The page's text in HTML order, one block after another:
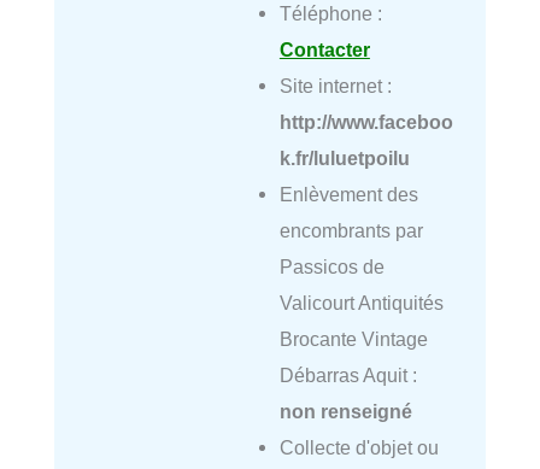
Téléphone :
Contacter
Site internet :
http://www.faceboo
k.fr/luluetpoilu
Enlèvement des
encombrants par
Passicos de
Valicourt Antiquités
Brocante Vintage
Débarras Aquit :
non renseigné
Collecte d'objet ou